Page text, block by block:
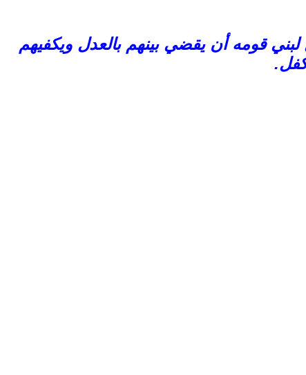
قومه أن يقضي بينهم بالعدل ويكفيهم